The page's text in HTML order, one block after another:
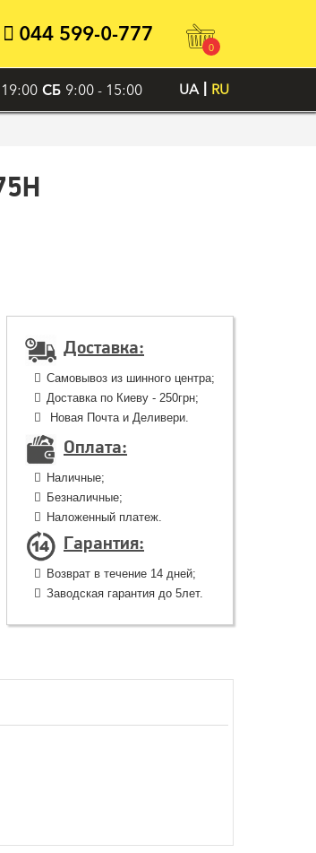
044 599-0-777
0
СБ 9:00 - 15:00 RU
UA
Доставка:
Самовывоз из шинного центра;
Доставка по Киеву - 250грн;
Новая Почта и Деливери.
Оплата:
Наличные;
Безналичные;
Наложенный платеж.
Гарантия:
Возврат в течение 14 дней;
Заводская гарантия до 5лет.